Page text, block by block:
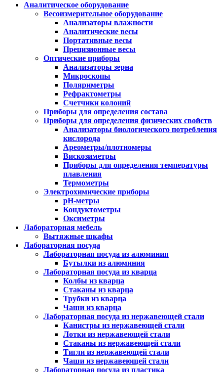
Аналитическое оборудование
Весоизмерительное оборудование
Анализаторы влажности
Аналитические весы
Портативные весы
Прецизионные весы
Оптические приборы
Анализаторы зерна
Микроскопы
Поляриметры
Рефрактометры
Счетчики колоний
Приборы для определения состава
Приборы для определения физических свойств
Анализаторы биологического потребления
кислорода
Ареометры/плотномеры
Вискозиметры
Приборы для определения температуры
плавления
Термометры
Электрохимические приборы
pH-метры
Кондуктометры
Оксиметры
Лабораторная мебель
Вытяжные шкафы
Лабораторная посуда
Лабораторная посуда из алюминия
Бутылки из алюминия
Лабораторная посуда из кварца
Колбы из кварца
Стаканы из кварца
Трубки из кварца
Чаши из кварца
Лабораторная посуда из нержавеющей стали
Канистры из нержавеющей стали
Лотки из нержавеющей стали
Стаканы из нержавеющей стали
Тигли из нержавеющей стали
Чаши из нержавеющей стали
Лабораторная посуда из пластика